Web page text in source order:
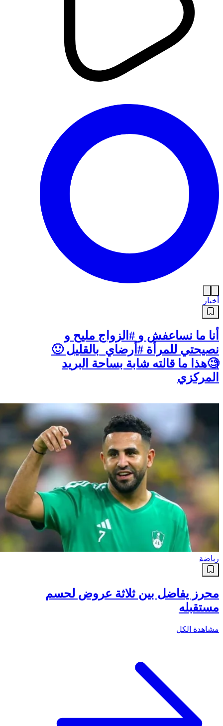
أخبار
أنا ما نساعفش و #الزواج مليح و
نصيحتي للمرأة #أرضاي_بالقليل 🙂
🧐هذا ما قالته شابة بساحة البريد
المركزي
رياضة
محرز يفاضل بين ثلاثة عروض لحسم
مستقبله
مشاهدة الكل